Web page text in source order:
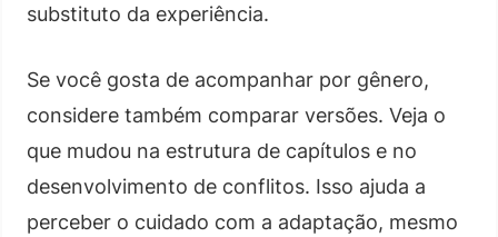
substituto da experiência.
Se você gosta de acompanhar por gênero,
considere também comparar versões. Veja o
que mudou na estrutura de capítulos e no
desenvolvimento de conflitos. Isso ajuda a
perceber o cuidado com a adaptação, mesmo